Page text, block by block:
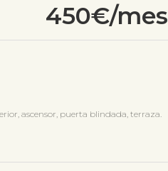
450€/mes
ascensor, puerta blindada, terraza.